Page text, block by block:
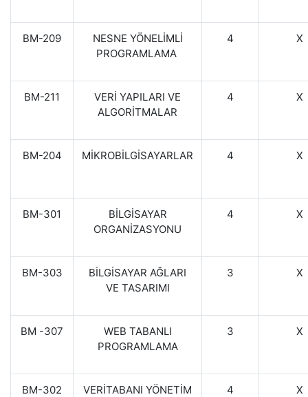
BM-209
NESNE YÖNELİMLİ
PROGRAMLAMA
4 X
BM-211
VERİ YAPILARI VE
ALGORİTMALAR
4 X
BM-204 MİKROBİLGİSAYARLAR 4 X
BM-301
BİLGİSAYAR
ORGANİZASYONU
4 X
BM-303
BİLGİSAYAR AĞLARI
VE TASARIMI
3 X
BM -307
WEB TABANLI
PROGRAMLAMA
3 X
BM-302
VERİTABANI YÖNETİM
4 X